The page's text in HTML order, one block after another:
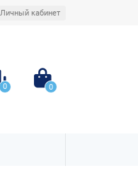
Личный кабинет
0 0